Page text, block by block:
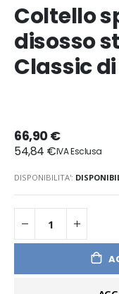
Coltello
disosso
Classic
66,90 €
54,84 €
DISPONIBILITA':